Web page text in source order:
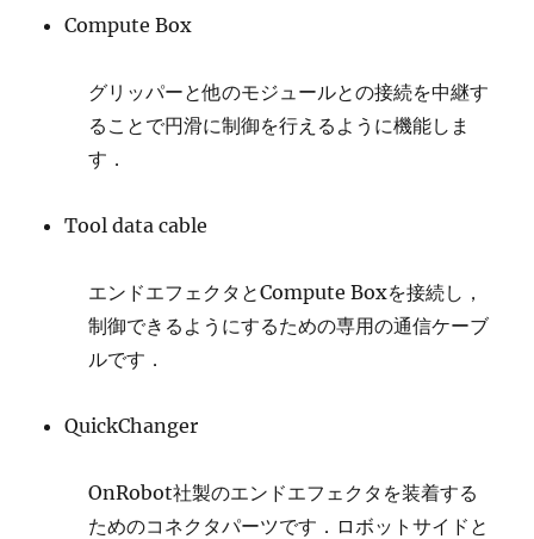
Compute Box
グリッパーと他のモジュールとの接続を中継す
ることで円滑に制御を行えるように機能しま
す．
Tool data cable
エンドエフェクタとCompute Boxを接続し，
制御できるようにするための専用の通信ケーブ
ルです．
QuickChanger
OnRobot社製のエンドエフェクタを装着する
ためのコネクタパーツです．ロボットサイドと